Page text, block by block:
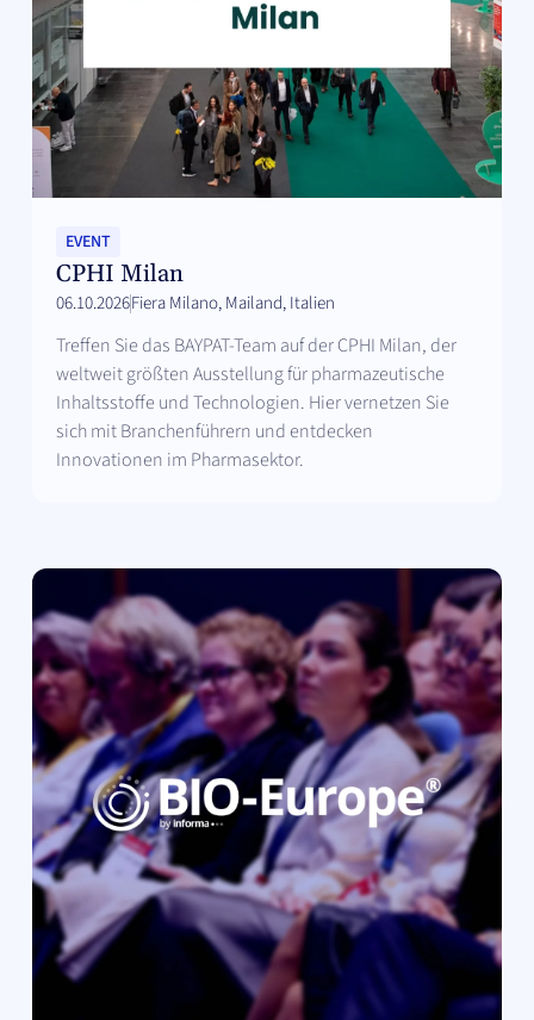
EVENT
CPHI Milan
06.10.2026Fiera Milano, Mailand, Italien
Treffen Sie das BAYPAT-Team auf der CPHI Milan, der
weltweit größten Ausstellung für pharmazeutische
Inhaltsstoffe und Technologien. Hier vernetzen Sie
sich mit Branchenführern und entdecken
Innovationen im Pharmasektor.